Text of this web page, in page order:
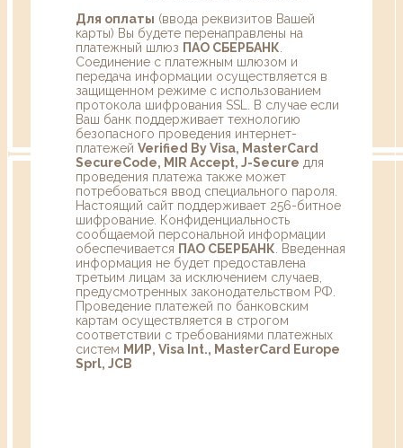
Для оплаты (ввода реквизитов Вашей
карты) Вы будете перенаправлены на
платежный шлюз ПАО СБЕРБАНК
Соединение с платежным шлюзом и
передача информации осуществляется в
защищенном режиме с использованием
протокола шифрования SSL. В случае если
Ваш банк поддерживает технологию
безопасного проведения интернет-
платежей Verified By Visa, MasterCard
SecureCode, MIR Accept, J-Secure для
проведения платежа также может
потребоваться ввод специального пароля.
Настоящий сайт поддерживает 256-битное
шифрование. Конфиденциальность
сообщаемой персональной информации
обеспечивается ПАО СБЕРБАНК . Введенная
информация не будет предоставлена
третьим лицам за исключением случаев,
предусмотренных законодательством РФ.
Проведение платежей по банковским
картам осуществляется в строгом
соответствии с требованиями платежных
систем МИР, Visa Int., MasterCard Europe
Sprl, JCB